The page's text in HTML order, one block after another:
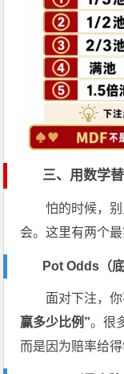
三、用数学
怕的时候，
会。这里有两个最
Pot Odds（底
面对下注，
赢多少比例”。很
而是因为赔率给